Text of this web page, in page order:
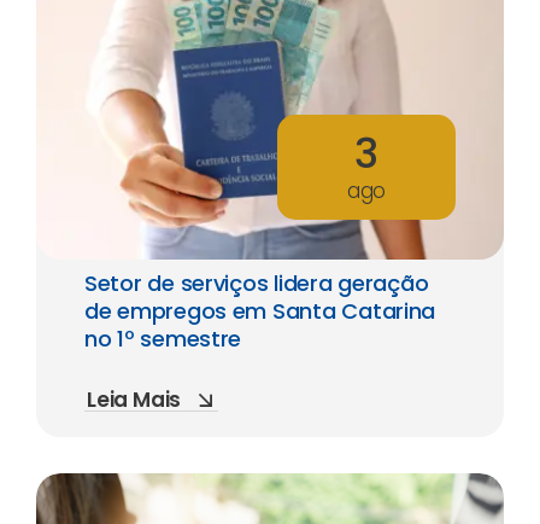
3
ago
Setor de serviços lidera geração
de empregos em Santa Catarina
no 1º semestre
Leia Mais